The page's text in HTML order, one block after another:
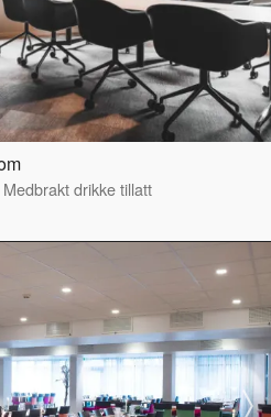
Medbrakt drikke tillatt